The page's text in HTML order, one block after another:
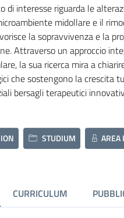
di interesse riguarda le
midollare e il
la sopravvivenza e la
Attraverso un approccio
la sua ricerca mira a
che sostengono la crescita
bersagli terapeutici
STUDIUM AREA
CURRICULUM